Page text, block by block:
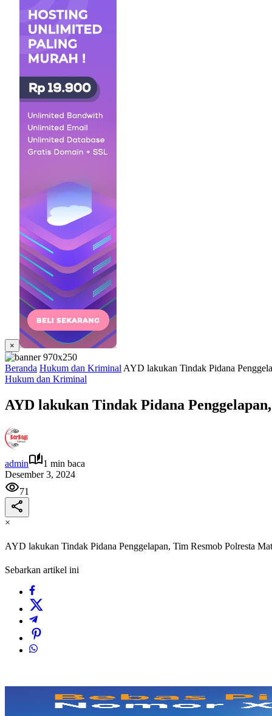
×
Beranda Hukum dan Kriminal AYD lakukan Tindak Pidana
Hukum dan Kriminal
AYD lakukan Tindak Pidana
admin
1 min baca
Desember 3, 2024
71
×
AYD lakukan Tindak Pidana Penggelapan, Tim Resmob Polresta
Sebarkan artikel ini